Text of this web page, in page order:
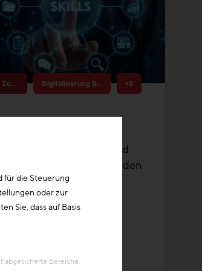
Forschung & Zukunftsthemen Digitalisierung Bau +2
Modelle für Resilienz und
von Unternehmen in den
für die Steuerung
oder zur
Sie, dass auf Basis
abgesicherte Bereiche